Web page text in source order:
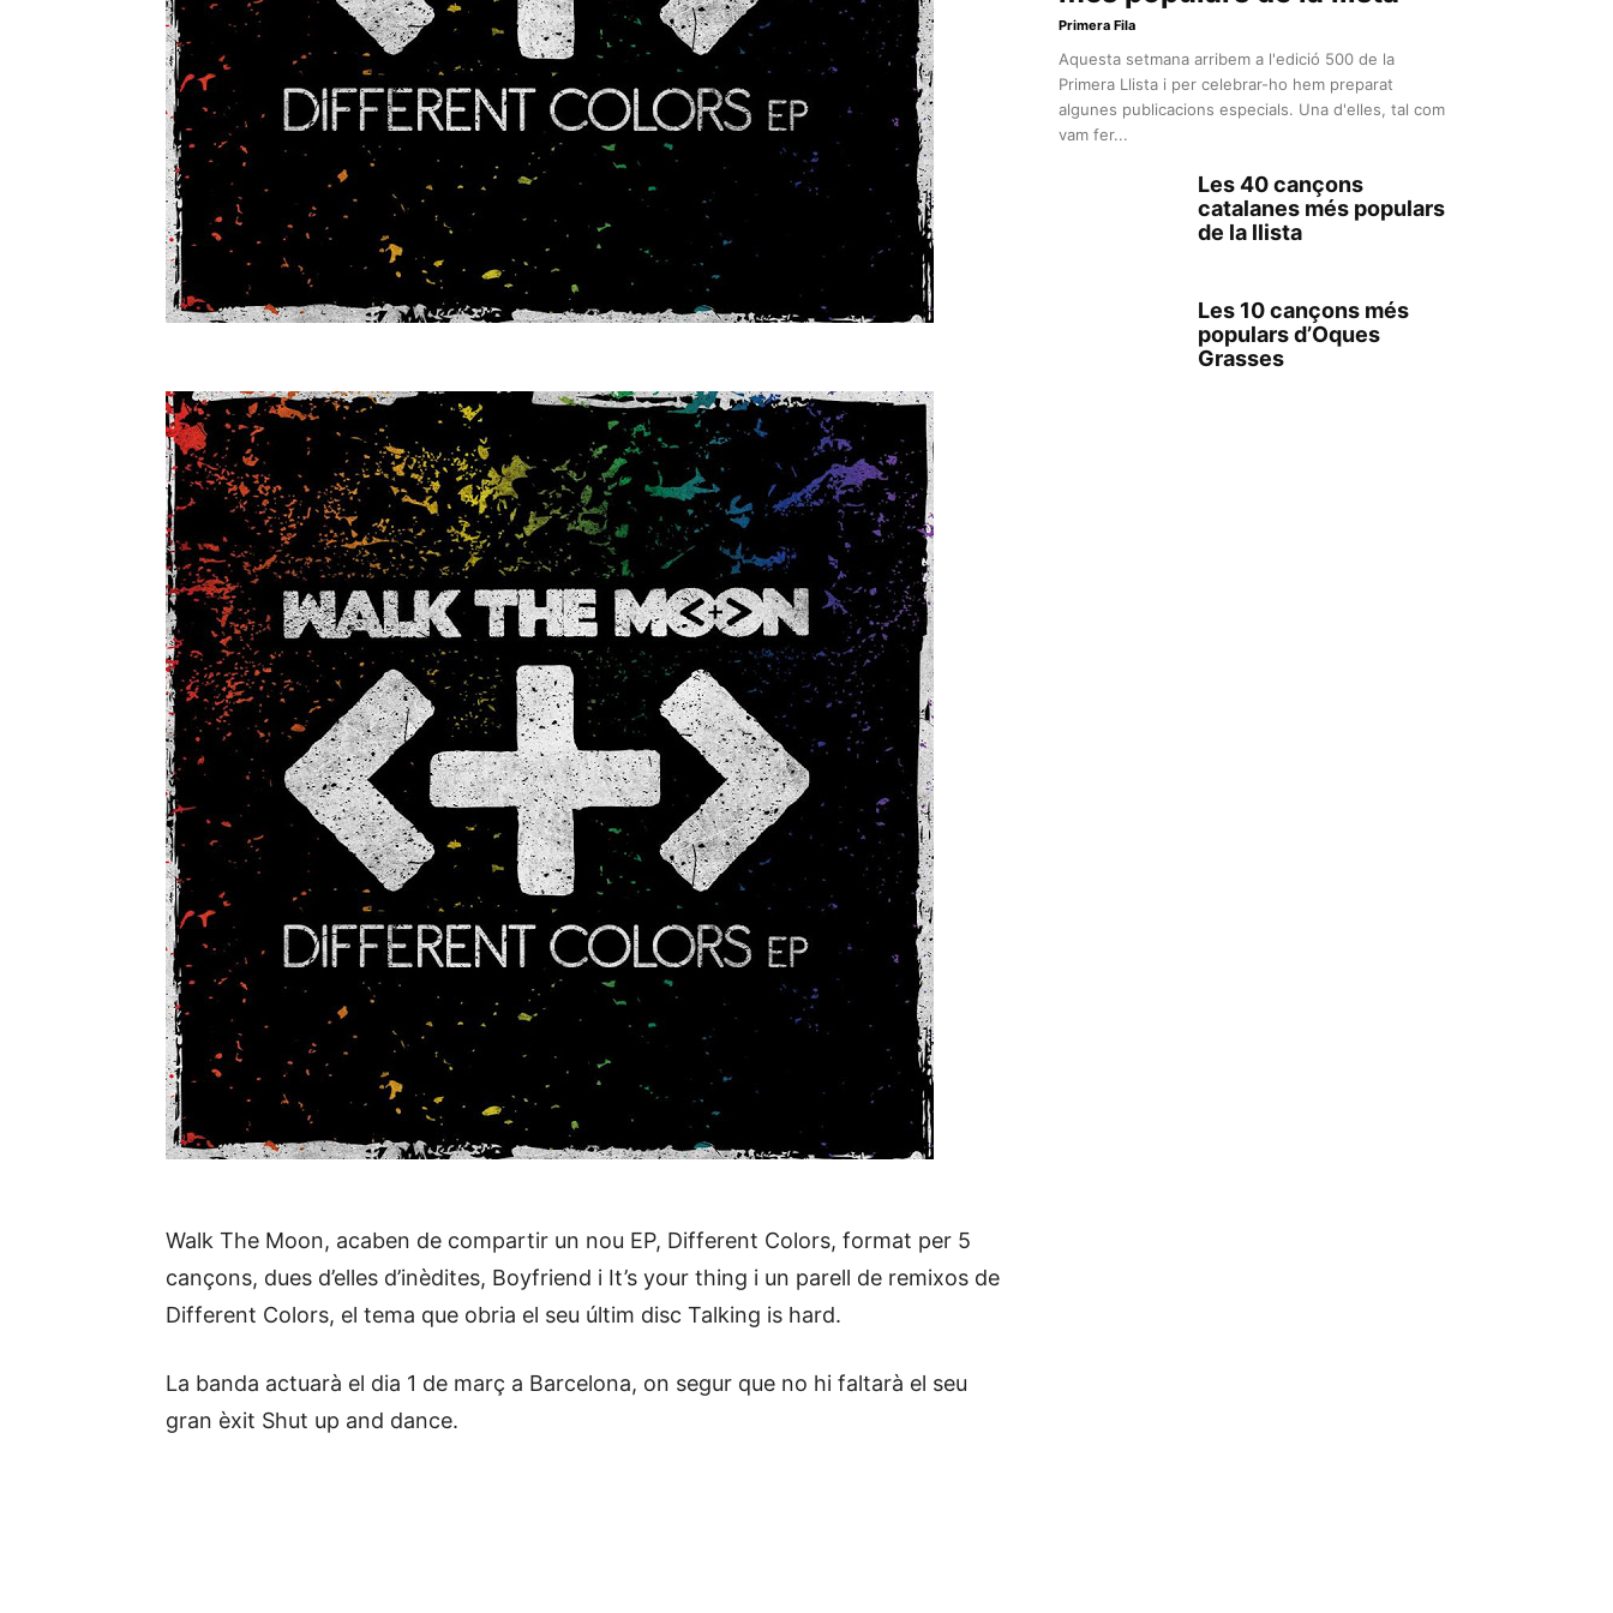
Walk The Moon, acaben de compartir un nou EP, Different Colors, format per 5
cançons, dues d’elles d’inèdites, Boyfriend i It’s your thing i un parell de remixos de
Different Colors, el tema que obria el seu últim disc Talking is hard.
La banda actuarà el dia 1 de març a Barcelona, on segur que no hi faltarà el seu
gran èxit Shut up and dance.
Primera Fila
Aquesta setmana arribem a l'edició 500 de la
Primera Llista i per celebrar-ho hem preparat
algunes publicacions especials. Una d'elles, tal com
vam fer...
Les 40 cançons
catalanes més populars
de la llista
Les 10 cançons més
populars d’Oques
Grasses